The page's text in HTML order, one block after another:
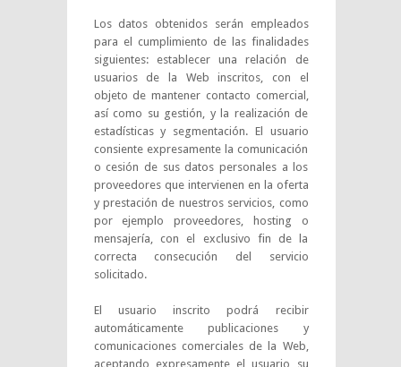
Los datos obtenidos serán empleados
para el cumplimiento de las finalidades
siguientes: establecer una relación de
usuarios de la Web inscritos, con el
objeto de mantener contacto comercial,
así como su gestión, y la realización de
estadísticas y segmentación. El usuario
consiente expresamente la comunicación
o cesión de sus datos personales a los
proveedores que intervienen en la oferta
y prestación de nuestros servicios, como
por ejemplo proveedores, hosting o
mensajería, con el exclusivo fin de la
correcta consecución del servicio
solicitado.
El usuario inscrito podrá recibir
automáticamente publicaciones y
comunicaciones comerciales de la Web,
aceptando expresamente el usuario su